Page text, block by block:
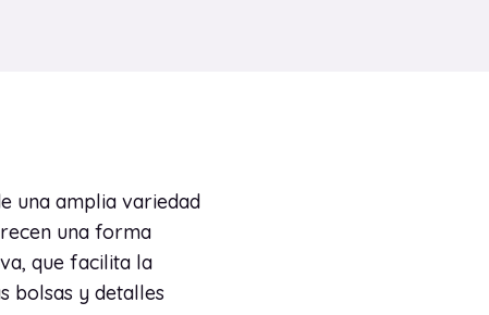
una amplia variedad
una forma
que facilita la
bolsas y detalles